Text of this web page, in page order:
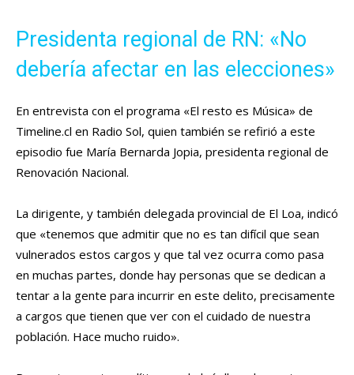
Presidenta regional de RN: «No
debería afectar en las elecciones»
En entrevista con el programa «El resto es Música» de
Timeline.cl en Radio Sol, quien también se refirió a este
episodio fue María Bernarda Jopia, presidenta regional de
Renovación Nacional.
La dirigente, y también delegada provincial de El Loa, indicó
que «tenemos que admitir que no es tan difícil que sean
vulnerados estos cargos y que tal vez ocurra como pasa
en muchas partes, donde hay personas que se dedican a
tentar a la gente para incurrir en este delito, precisamente
a cargos que tienen que ver con el cuidado de nuestra
población. Hace mucho ruido».